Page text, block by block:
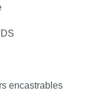
encastrables